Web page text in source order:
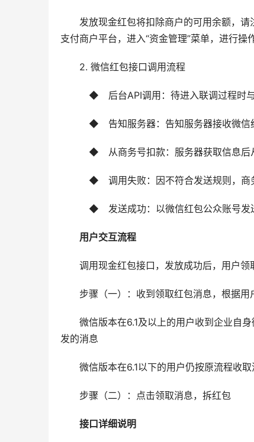
发放现金红包将扣除商户的可用余额，请
支付商户平台，进入“资金管理”菜单，进行操
2. 微信红包接口调用流程
◆　后台API调用：待进入联调过程时与
◆　告知服务器：告知服务器接收微信红
◆　从商务号扣款：服务器获取信息后从
◆　调用失败：因不符合发送规则，商务
◆　发送成功：以微信红包公众账号发送
用户交互流程
调用现金红包接口，发放成功后，用户领
步骤（一）：收到领取红包消息，根据用
微信版本在6.1及以上的用户收到企业自身
发的消息
微信版本在6.1以下的用户仍按原流程收取
步骤（二）：点击领取消息，拆红包
接口详细说明